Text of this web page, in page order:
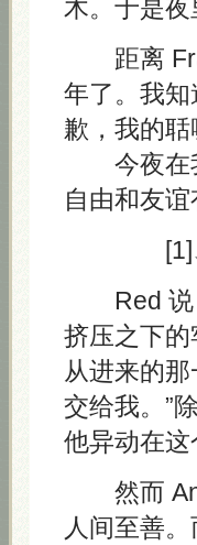
木。于是
距离
年了。我
歉，我的聒
今夜在我
自由和友谊
Red 说，
挤压之下
从进来的
交给我。”
他异动在
然而
人间至善